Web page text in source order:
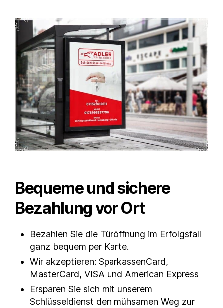
Bequeme und sichere
Bezahlung vor Ort
Bezahlen Sie die Türöffnung im Erfolgsfall
ganz bequem per Karte.
Wir akzeptieren: SparkassenCard,
MasterCard, VISA und American Express
Ersparen Sie sich mit unserem
Schlüsseldienst den mühsamen Weg zur